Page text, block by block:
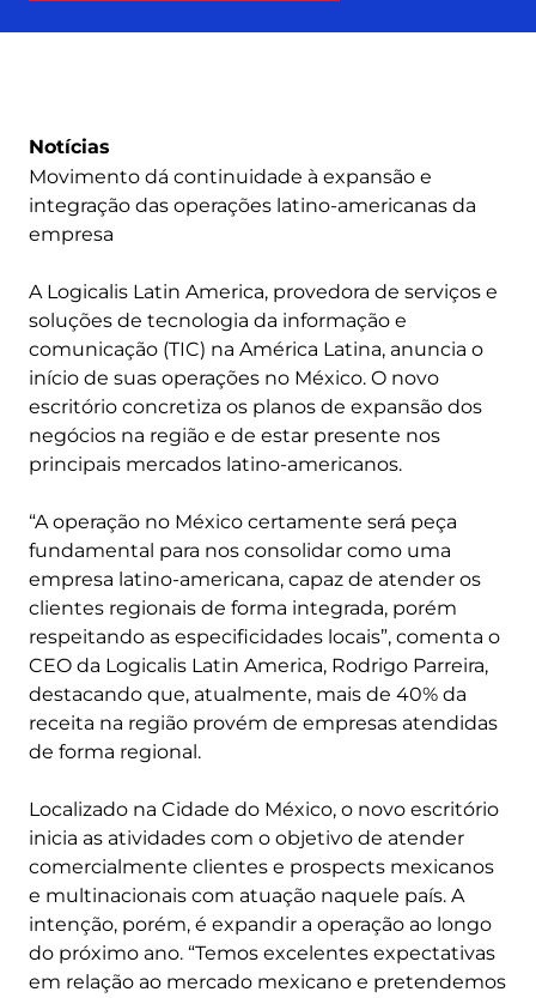
Notícias
Movimento dá continuidade à expansão e
integração das operações latino-americanas da
empresa
A Logicalis Latin America, provedora de serviços e
soluções de tecnologia da informação e
comunicação (TIC) na América Latina, anuncia o
início de suas operações no México. O novo
escritório concretiza os planos de expansão dos
negócios na região e de estar presente nos
principais mercados latino-americanos.
“A operação no México certamente será peça
fundamental para nos consolidar como uma
empresa latino-americana, capaz de atender os
clientes regionais de forma integrada, porém
respeitando as especificidades locais”, comenta o
CEO da Logicalis Latin America, Rodrigo Parreira,
destacando que, atualmente, mais de 40% da
receita na região provém de empresas atendidas
de forma regional.
Localizado na Cidade do México, o novo escritório
inicia as atividades com o objetivo de atender
comercialmente clientes e prospects mexicanos
e multinacionais com atuação naquele país. A
intenção, porém, é expandir a operação ao longo
do próximo ano. “Temos excelentes expectativas
em relação ao mercado mexicano e pretendemos